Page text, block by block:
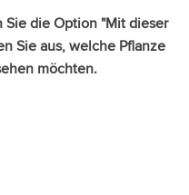
die Option "Mit dieser
Sie aus, welche Pflanze
möchten.